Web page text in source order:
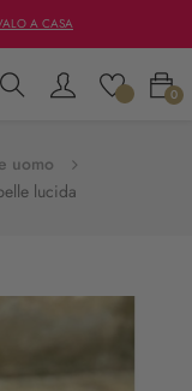
A CASA
0
uomo
lucida